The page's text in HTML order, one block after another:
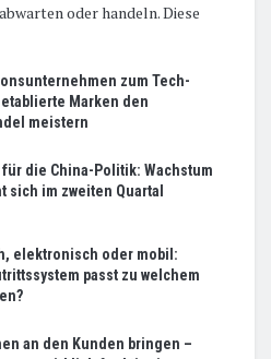
oder handeln. Diese
zum Tech-
etablierte Marken den
meistern
die China-Politik: Wachstum
sich im zweiten Quartal
elektronisch oder mobil:
passt zu welchem
an den Kunden bringen –